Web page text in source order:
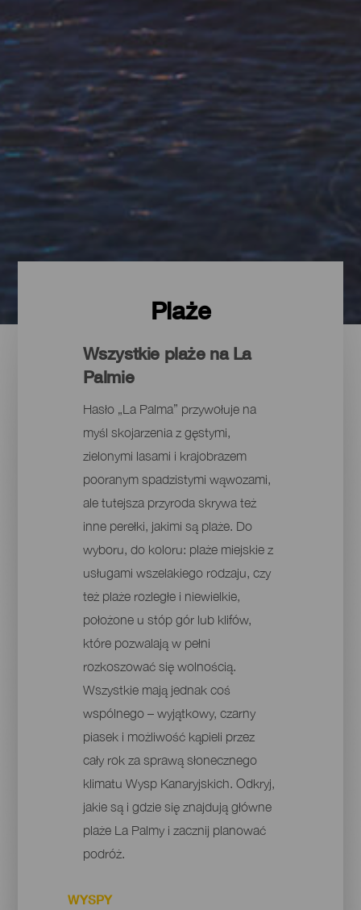
Plaże
Wszystkie plaże na La
Palmie
Hasło „La Palma” przywołuje na
myśl skojarzenia z gęstymi,
zielonymi lasami i krajobrazem
pooranym spadzistymi wąwozami,
ale tutejsza przyroda skrywa też
inne perełki, jakimi są plaże. Do
wyboru, do koloru: plaże miejskie z
usługami wszelakiego rodzaju, czy
też plaże rozległe i niewielkie,
położone u stóp gór lub klifów,
które pozwalają w pełni
rozkoszować się wolnością.
Wszystkie mają jednak coś
wspólnego – wyjątkowy, czarny
piasek i możliwość kąpieli przez
cały rok za sprawą słonecznego
klimatu Wysp Kanaryjskich. Odkryj,
jakie są i gdzie się znajdują główne
plaże La Palmy i zacznij planować
podróż.
WYSPY